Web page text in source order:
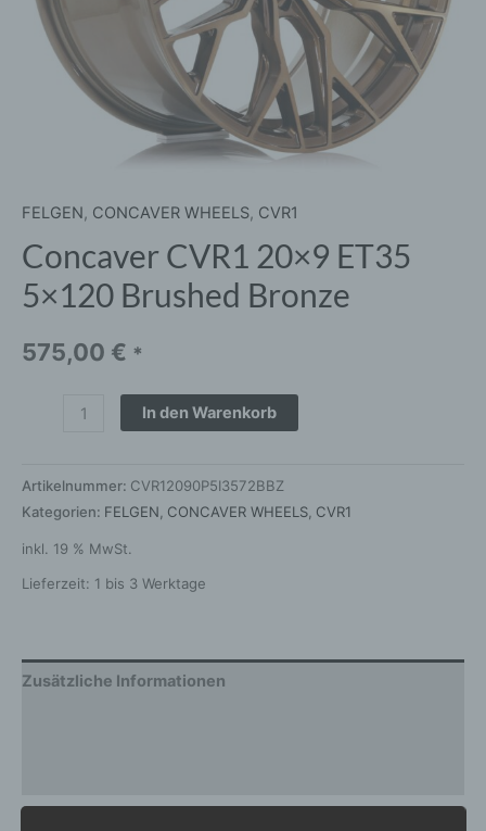
FELGEN, CONCAVER WHEELS, CVR1
Concaver CVR1 20×9 ET35
5×120 Brushed Bronze
575,00 € *
In den Warenkorb
Artikelnummer: CVR12090P5I3572BBZ
Kategorien: FELGEN CONCAVER WHEELS CVR1
inkl. 19 % MwSt.
Lieferzeit: 1 bis 3 Werktage
Zusätzliche Informationen